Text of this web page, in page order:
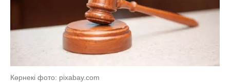
Көрнекі фото: pixabay.com